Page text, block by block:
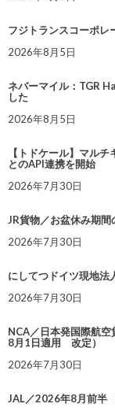
フジトランスコーポレ
2026年8月5日
ネバーマイル：TGR
した
2026年8月5日
【トドケール】マル
とのAPI連携を開始
2026年7月30日
JR貨物／お盆休み期
2026年7月30日
にしてつドイツ現地法
2026年7月30日
NCA／日本発国際航
8月1日適用 改定）
2026年7月30日
JAL／2026年8月前半